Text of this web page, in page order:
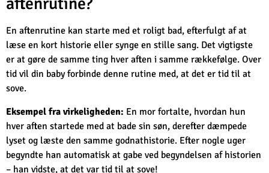
En aftenrutine kan starte med et roligt bad, efterfulgt af at
læse en kort historie eller synge en stille sang. Det vigtigste
er at gøre de samme ting hver aften i samme rækkefølge. Over
tid vil din baby forbinde denne rutine med, at det er tid til at
sove.
Eksempel fra virkeligheden: En mor fortalte, hvordan hun
hver aften startede med at bade sin søn, derefter dæmpede
lyset og læste den samme godnathistorie. Efter nogle uger
begyndte han automatisk at gabe ved begyndelsen af historien
– han vidste, at det var tid til at sove!